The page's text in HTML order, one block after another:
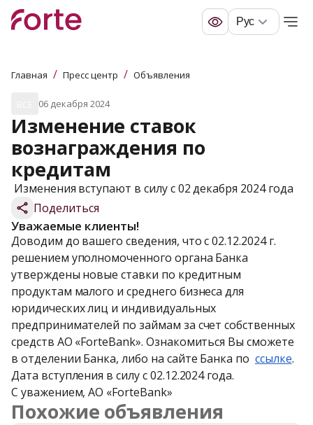
Рус
Главная / Пресс центр / Объявления
06 декабря 2024
Изменение ставок
вознаграждения по
кредитам
Изменения вступают в силу с 02 декабря 2024 года
Поделиться
Уважаемые клиенты!
Доводим до вашего сведения, что с 02.12.2024 г.
решением уполномоченного органа Банка
утверждены новые ставки по кредитным
продуктам малого и среднего бизнеса для
юридических лиц и индивидуальных
предпринимателей по займам за счет собственных
средств АО «ForteBank». Ознакомиться Вы сможете
в отделении Банка, либо на сайте Банка по ссылке.
Дата вступления в силу с 02.12.2024 года.
С уважением, АО «ForteBank»
Похожие объявления